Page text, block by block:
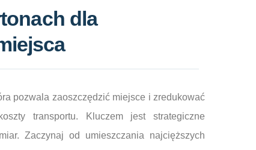
dla
pozwala zaoszczędzić miejsce i zredukować
transportu. Kluczem jest strategiczne
Zaczynaj od umieszczania najcięższych